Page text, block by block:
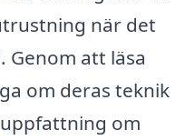
när det
att läsa
om deras teknik
om